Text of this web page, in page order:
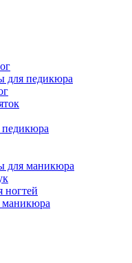
для педикюра
для маникюра
ногтей
маникюра